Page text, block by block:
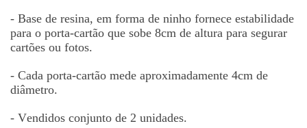
- Base de resina, em forma de ninho fornece estabilidade
para o porta-cartão que sobe 8cm de altura para segurar
cartões ou fotos.
- Cada porta-cartão mede aproximadamente 4cm de
diâmetro.
- Vendidos conjunto de 2 unidades.